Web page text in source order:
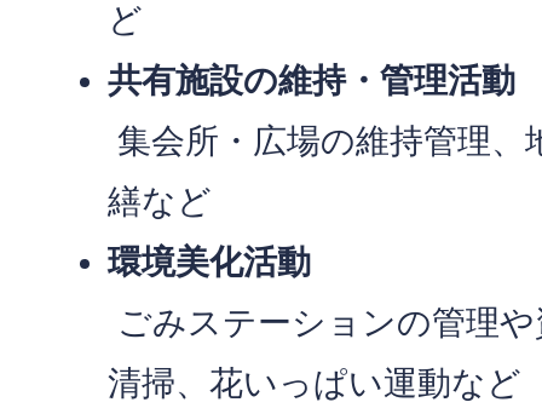
ど
共有施設の維持・管理活動
集会所・広場の維持管理、
繕など
環境美化活動
ごみステーションの管理
清掃、花いっぱい運動など